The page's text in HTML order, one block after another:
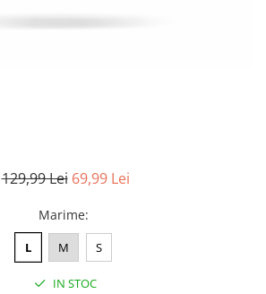
129,99 Lei 69,99 Lei
Marime:
L M S
IN STOC